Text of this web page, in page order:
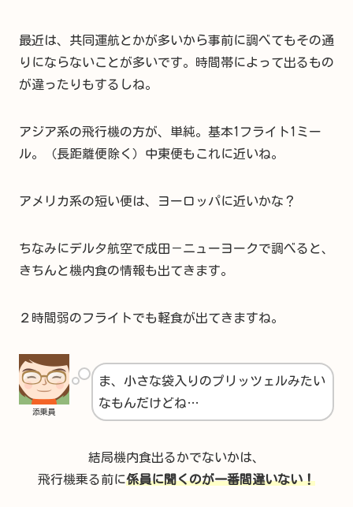
最近は、共同運航とかが多いから事前に調べてもその通
りにならないことが多いです。時間帯によって出るもの
が違ったりもするしね。
アジア系の飛行機の方が、単純。基本1フライト1ミー
ル。（長距離便除く）中東便もこれに近いね。
アメリカ系の短い便は、ヨーロッパに近いかな？
ちなみにデルタ航空で成田－ニューヨークで調べると、
きちんと機内食の情報も出てきます。
２時間弱のフライトでも軽食が出てきますね。
添乗員
ま、小さな袋入りのプリッツェルみたい
なもんだけどね…
結局機内食出るかでないかは、
飛行機乗る前に係員に聞くのが一番間違いない！